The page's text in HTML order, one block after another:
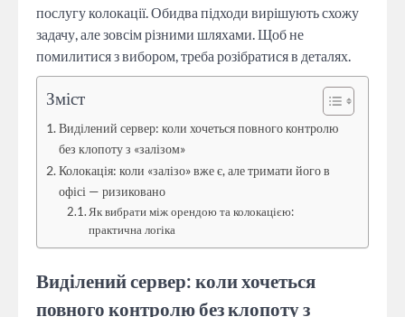
послугу колокації. Обидва підходи вирішують схожу
задачу, але зовсім різними шляхами. Щоб не
помилитися з вибором, треба розібратися в деталях.
Зміст
Виділений сервер: коли хочеться повного контролю
без клопоту з «залізом»
Колокація: коли «залізо» вже є, але тримати його в
офісі — ризиковано
Як вибрати між орендою та колокацією:
практична логіка
Виділений сервер: коли хочеться
повного контролю без клопоту з